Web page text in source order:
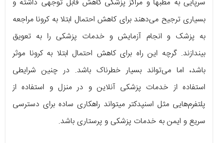
سرپایی به مطب‎‎ها و مراکز پزشکی کاهش قابل توجهی داشته و
بسیاری ترجیح می‌دهند برای کاهش احتمال ابتلا به کرونا مراجعه
به پزشک و انجام آزمایش و خدمات پزشکی را به تعویق
بیندازند. گرچه این راه برای کاهش احتمال ابتلا به کرونا موثر
باشد، اما می‌تواند بسیار خطرناک باشد. در چنین شرایطی
استفاده از خدمات پزشکی آنلاین و در منزل و استفاده از
پلتفرم‌هایی مثل اسنپ‎دکتر می‎تواند راهکاری ساده برای دسترسی
سریع و ایمن به خدمات پزشکی و پرستاری باشد.